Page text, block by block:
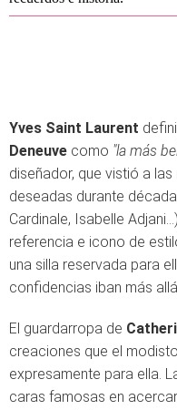
Yves Saint Laurent
Deneuve como "la más
diseñador, que vistió a
deseadas durante
Cardinale, Isabelle
referencia e icono de
una silla reservada para
confidencias iban más
El guardarropa de
creaciones que el
expresamente para ella.
caras famosas en